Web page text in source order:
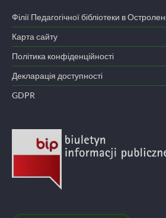
Філії Педагогічної бібліотеки в
Карта сайту
Політика конфіденційності
Декларація доступності
GDPR